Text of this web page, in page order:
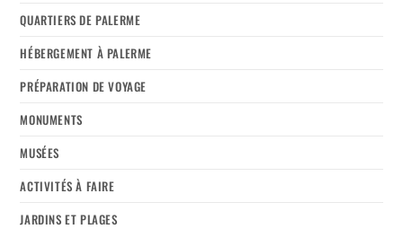
QUARTIERS DE PALERME
HÉBERGEMENT À PALERME
PRÉPARATION DE VOYAGE
MONUMENTS
MUSÉES
ACTIVITÉS À FAIRE
JARDINS ET PLAGES